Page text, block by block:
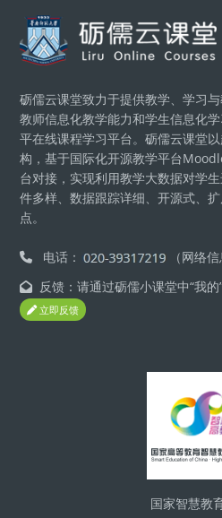
版块
砺儒云课堂致力于提供教学、学习
教师信息化教学能力和学生信息化
平在线课程学习平台。砺儒云课堂
构，基于国际化开源教学平台
台对接，实现利用教学大数据对学
件多样、数据跟踪详细、开源式、
点。
电话：
（网络
反馈：请通过砺儒小课堂中“我的
立即反馈
国家智慧教